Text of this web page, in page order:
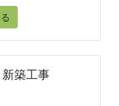
築工事